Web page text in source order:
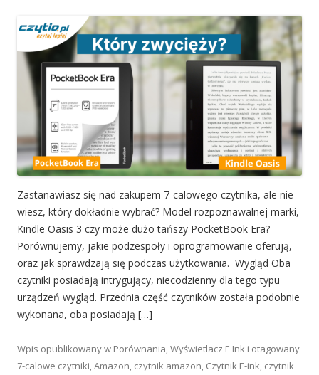
Zastanawiasz się nad zakupem 7-calowego czytnika, ale nie
wiesz, który dokładnie wybrać? Model rozpoznawalnej marki,
Kindle Oasis 3 czy może dużo tańszy PocketBook Era?
Porównujemy, jakie podzespoły i oprogramowanie oferują,
oraz jak sprawdzają się podczas użytkowania. Wygląd Oba
czytniki posiadają intrygujący, niecodzienny dla tego typu
urządzeń wygląd. Przednia część czytników została podobnie
wykonana, oba posiadają […]
Wpis opublikowany w Porównania,Wyświetlacz E Ink i otagowany
7-calowe czytniki,Amazon, czytnik amazon, Czytnik E-ink, czytnik